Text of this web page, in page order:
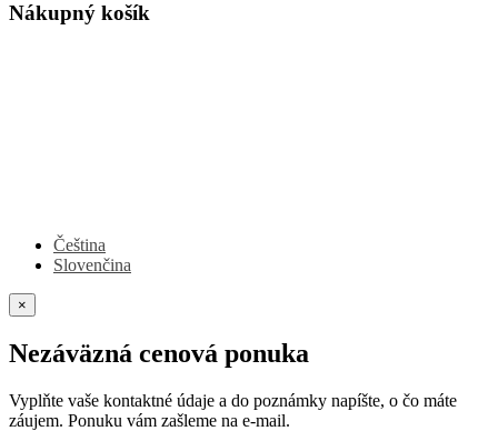
Nákupný košík
Čeština
Slovenčina
×
Nezáväzná cenová ponuka
Vyplňte vaše kontaktné údaje a do poznámky napíšte, o čo máte
záujem. Ponuku vám zašleme na e-mail.